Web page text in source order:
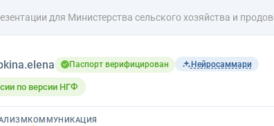
для Министерства сельского хозяйства и
Паспорт верифицирован Нейросаммари
по версии НГФ
КОММУНИКАЦИЯ